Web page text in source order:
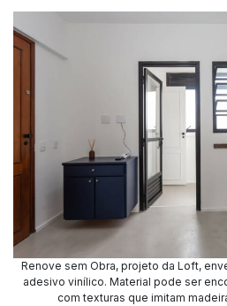
Renove sem Obra, projeto da Loft,
adesivo vinílico. Material pode ser
com texturas que imitam